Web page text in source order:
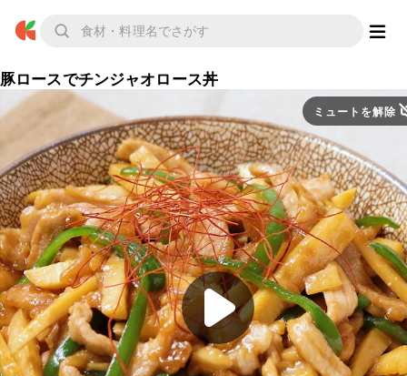
豚ロースでチンジャオロース丼
ミュートを解除